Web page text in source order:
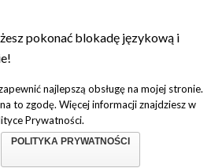
pokonać blokadę językową i
Reserved.Polityka prywatności.
Regulamin
najlepszą obsługę na mojej stronie.
to zgodę. Więcej informacji znajdziesz w
Prywatności.
POLITYKA PRYWATNOŚCI